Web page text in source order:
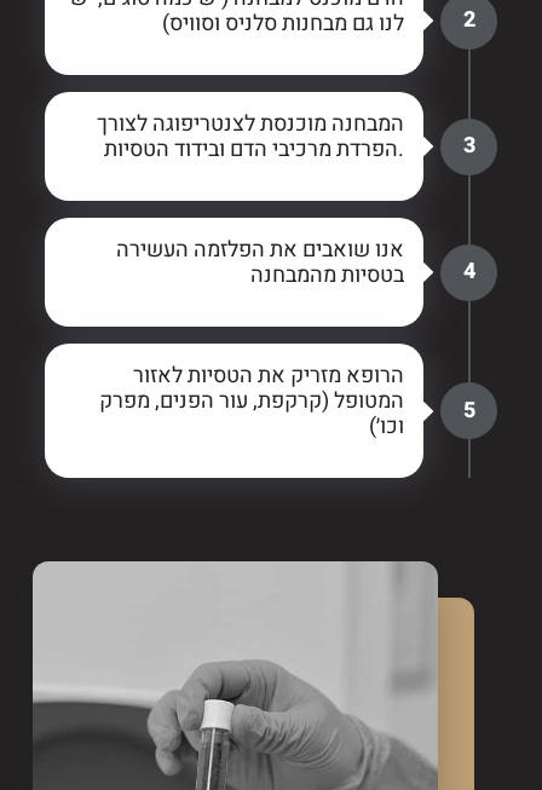
לנו גם מבחנות סלניס וסוויס) 2
המבחנה מוכנסת לצנטריפוגה לצורך
הפרדת מרכיבי הדם ובידוד הטסיות. 3
אנו שואבים את הפלזמה העשירה
בטסיות מהמבחנה 4
הרופא מזריק את הטסיות לאזור
המטופל (קרקפת, עור הפנים, מפרק
וכו׳) 5